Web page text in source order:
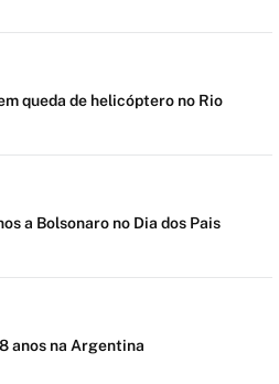
queda de helicóptero no Rio
a Bolsonaro no Dia dos Pais
anos na Argentina